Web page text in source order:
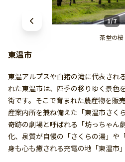
1/7
茶堂の桜
東温市
東温アルプスや白猪の滝に代表され
れた東温市は、四季の移りゆく景色
街です。そこで育まれた農産物を販
産案内所を兼ね備えた「東温市さく
奇跡の劇場と呼ばれる「坊っちゃん
化、泉質が自慢の「さくらの湯」や
身も心も癒される充電の地「東温市